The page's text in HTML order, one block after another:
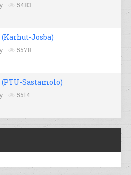
5483
(Karhut-Josba)
5578
(PTU-Sastamolo)
5514